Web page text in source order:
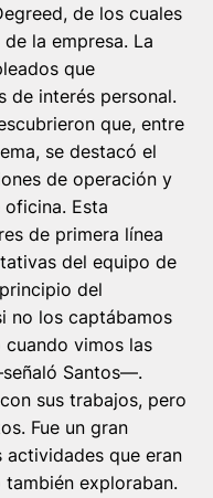
de los cuales
la empresa. La
que
de interés personal.
que, entre
se destacó el
de operación y
Esta
de primera línea
del equipo de
del
no los captábamos
vimos las
Santos—.
sus trabajos, pero
Fue un gran
actividades que eran
exploraban.